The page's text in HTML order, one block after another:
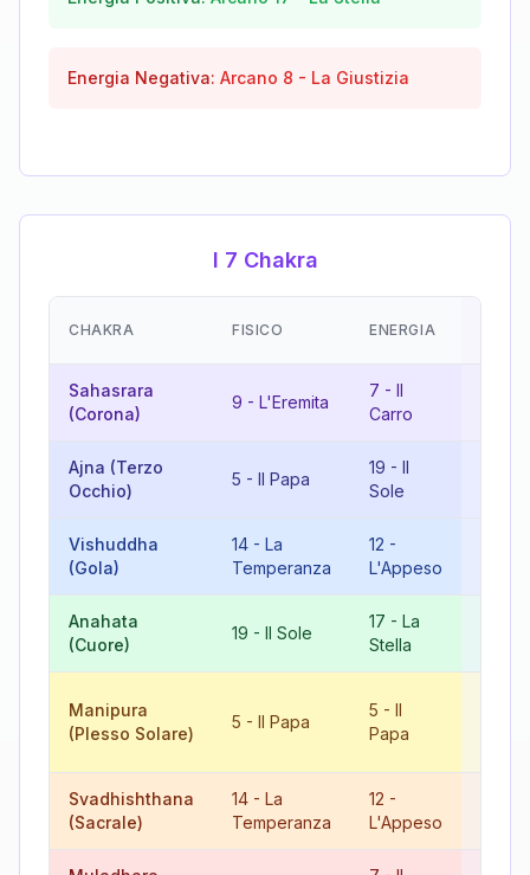
Energia Negativa: Arcano 8 - La Giustizia
I 7 Chakra
CHAKRA FISICO ENERGIA
Sahasrara
(Corona)
9 - L'Eremita
7 - Il
Carro
Ajna (Terzo
Occhio)
5 - Il Papa
19 - Il
Sole
Vishuddha
(Gola)
14 - La
Temperanza
12 -
L'Appeso
Anahata
(Cuore)
19 - Il Sole
17 - La
Stella
Manipura
(Plesso Solare)
5 - Il Papa
5 - Il
Papa
Svadhishthana
(Sacrale)
14 - La
Temperanza
12 -
L'Appeso